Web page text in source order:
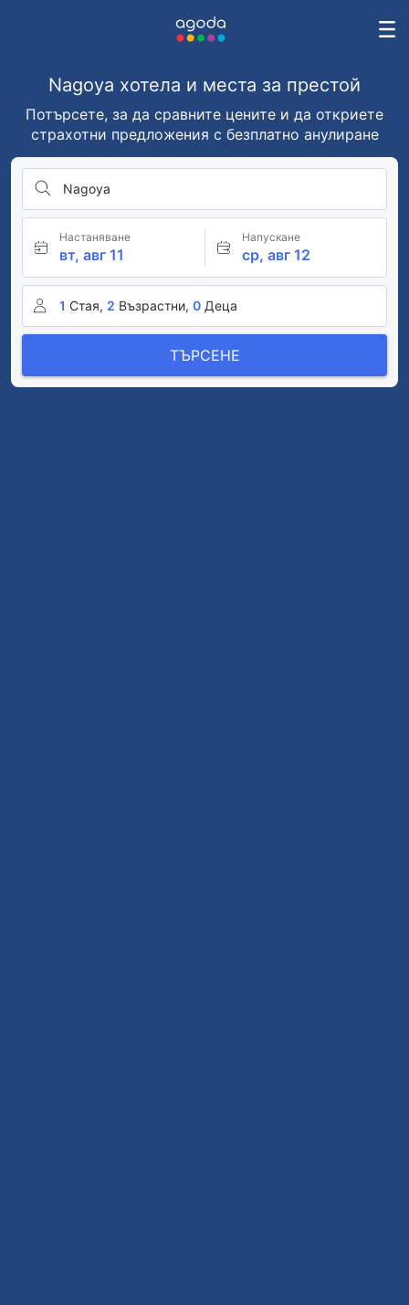
Nagoya хотела и места за престой
Потърсете, за да сравните цените и да откриете
страхотни предложения с безплатно анулиране
Nagoya
Настаняване
вт, авг 11
Напускане
ср, авг 12
1 Стая, 2 Възрастни, 0 Деца
ТЪРСЕНЕ